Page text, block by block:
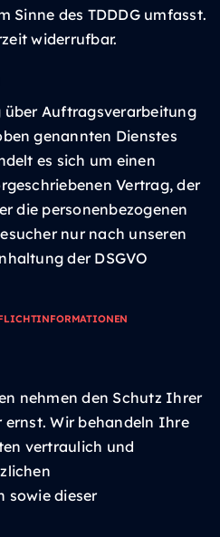
Sinne des TDDDG umfasst.
widerrufbar.
über Auftragsverarbeitung
genannten Dienstes
es sich um einen
Vertrag, der
die personenbezogenen
nur nach unseren
der DSGVO
nehmen den Schutz Ihrer
ernst. Wir behandeln Ihre
vertraulich und
sowie dieser